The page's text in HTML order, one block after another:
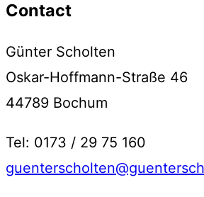
Contact
Günter Scholten
Oskar-Hoffmann-Straße 46
44789 Bochum
Tel: 0173 / 29 75 160